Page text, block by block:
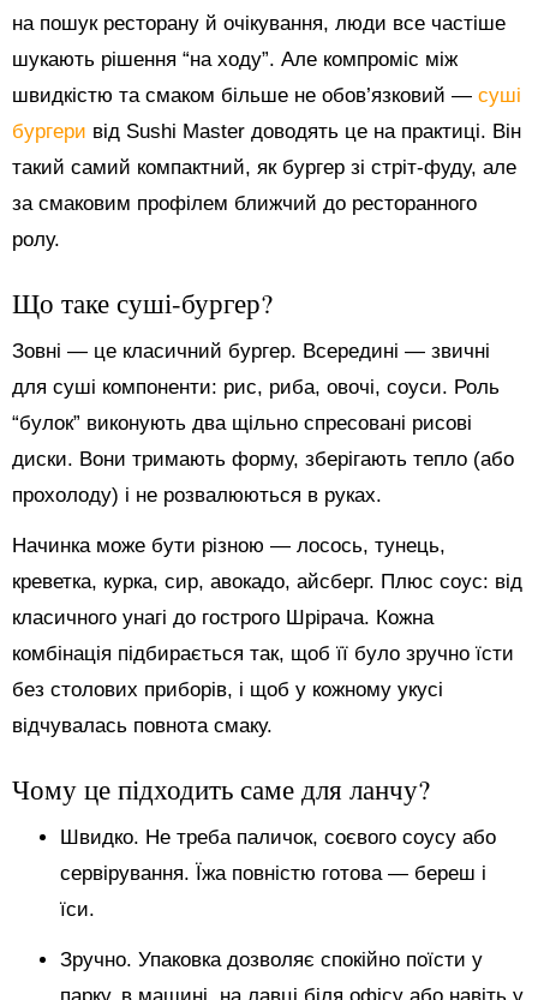
на пошук ресторану й очікування, люди все частіше
шукають рішення “на ходу”. Але компроміс між
швидкістю та смаком більше не обов’язковий — суші
бургери від Sushi Master доводять це на практиці. Він
такий самий компактний, як бургер зі стріт-фуду, але
за смаковим профілем ближчий до ресторанного
ролу.
Що таке суші-бургер?
Зовні — це класичний бургер. Всередині — звичні
для суші компоненти: рис, риба, овочі, соуси. Роль
“булок” виконують два щільно спресовані рисові
диски. Вони тримають форму, зберігають тепло (або
прохолоду) і не розвалюються в руках.
Начинка може бути різною — лосось, тунець,
креветка, курка, сир, авокадо, айсберг. Плюс соус: від
класичного унагі до гострого Шрірача. Кожна
комбінація підбирається так, щоб її було зручно їсти
без столових приборів, і щоб у кожному укусі
відчувалась повнота смаку.
Чому це підходить саме для ланчу?
Швидко. Не треба паличок, соєвого соусу або
сервірування. Їжа повністю готова — береш і
їси.
Зручно. Упаковка дозволяє спокійно поїсти у
парку, в машині, на лавці біля офісу або навіть у